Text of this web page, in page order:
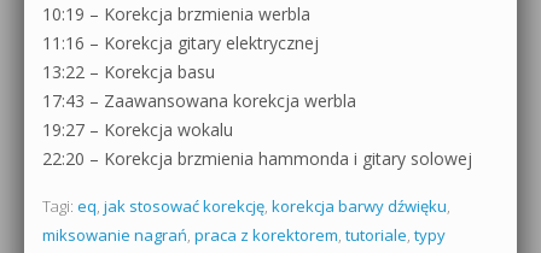
10:19 – Korekcja brzmienia werbla
11:16 – Korekcja gitary elektrycznej
13:22 – Korekcja basu
17:43 – Zaawansowana korekcja werbla
19:27 – Korekcja wokalu
22:20 – Korekcja brzmienia hammonda i gitary solowej
Tagi: eq, jak stosować korekcję, korekcja barwy dźwięku,
miksowanie nagrań, praca z korektorem, tutoriale, typy